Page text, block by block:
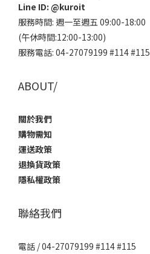
Line ID: @kuroit
服務時間: 週一至週五 09:00-18:00
(午休時間:12:00-13:00)
服務電話: 04-27079199 #114 #115
ABOUT/
關於我們
購物需知
運送政策
退換貨政策
隱私權政策
聯絡我們
電話 / 04-27079199 #114 #115